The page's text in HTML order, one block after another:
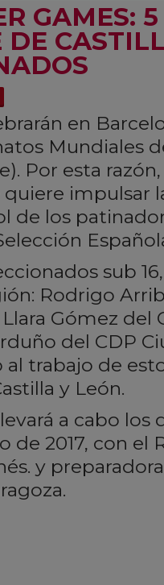
GAMES:
DE
en
Mundiales
Por esta
quiere impulsar
de los
sub
Rodrigo
Gómez del
del CDP
trabajo de
y León.
a cabo los
2017, con el
y